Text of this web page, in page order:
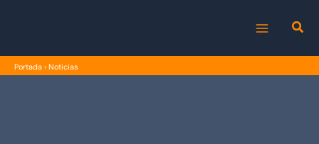
MENU
Portada › Noticias